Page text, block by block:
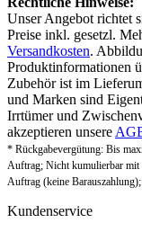
Unser Angebot richtet
Preise inkl. gesetzl.
Versandkosten.
Produktinformationen
Zubehör ist im
und Marken sind
Irrtümer und
akzeptieren unsere
* Rückgabevergütung: Bis
Auftrag; Nicht kumulierbar mit
Auftrag (keine
Kundenservice